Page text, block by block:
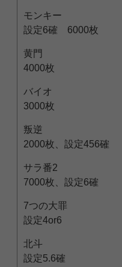
モンキー
設定6確 6000枚
黄門
4000枚
バイオ
3000枚
叛逆
2000枚、設定456確
サラ番2
7000枚、設定6確
7つの大罪
設定4or6
北斗
設定5.6確